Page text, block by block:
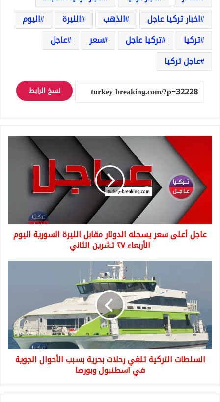
اخبار تركيا عاجل
الذهب الليرة
اليوم
تركيا
تركيا عاجل سعر
عاجل
عاجل تركيا
نسخ الرابط
يسجله
الدولار
مقابل
الليرة
اليوم
الأربعاء
الثاني
عاجل أعلى سعر يسجله الدولار مقابل الليرة السورية اليوم
الأربعاء ٢٧ تشرين الثاني
بسبب
الأحوال
الجوية
في
اسطنبول
السلطات التركية تلغي رحلات بحرية بسبب الأحوال الجوية
في اسطنبول وبورصا